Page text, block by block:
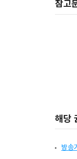
참고
해당
방송